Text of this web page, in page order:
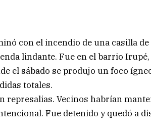
con el incendio de una casilla de
lindante. Fue en el barrio Irupé,
el sábado se produjo un foco
totales.
represalias. Vecinos habrían
Fue detenido y quedó a